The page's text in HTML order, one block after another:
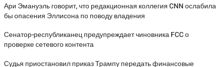
Ари Эмануэль говорит, что редакционная коллегия CNN ослабила
бы опасения Эллисона по поводу владения
Сенатор-республиканец предупреждает чиновника FCC о
проверке сетевого контента
Судья приостановил приказ Трампу передать финансовые